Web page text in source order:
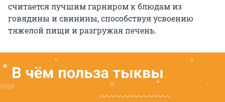
считается лучшим гарниром к блюдам из
говядины и свинины, способствуя усвоению
тяжелой пищи и разгружая печень.